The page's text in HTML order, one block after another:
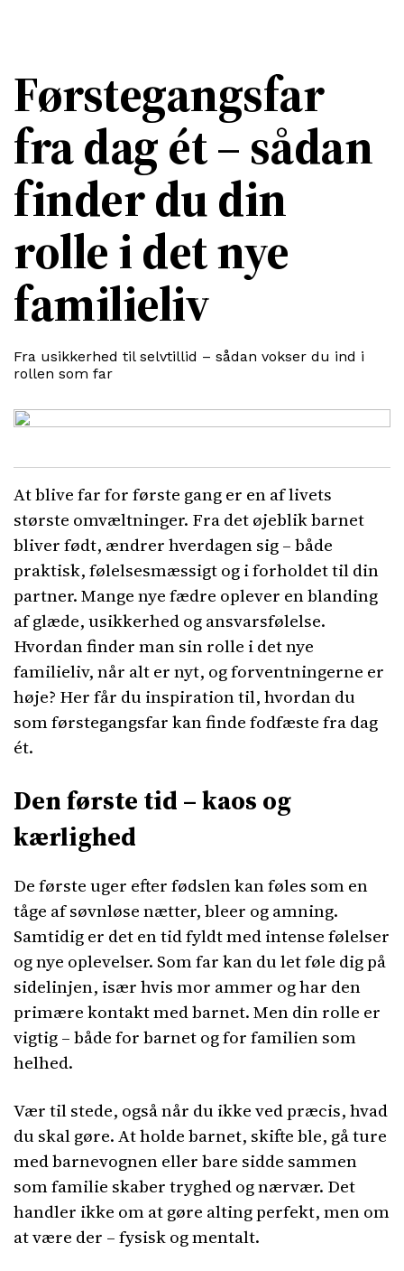
Førstegangsfar
fra dag ét – sådan
finder du din
rolle i det nye
familieliv
Fra usikkerhed til selvtillid – sådan vokser du ind i
rollen som far
At blive far for første gang er en af livets
største omvæltninger. Fra det øjeblik barnet
bliver født, ændrer hverdagen sig – både
praktisk, følelsesmæssigt og i forholdet til din
partner. Mange nye fædre oplever en blanding
af glæde, usikkerhed og ansvarsfølelse.
Hvordan finder man sin rolle i det nye
familieliv, når alt er nyt, og forventningerne er
høje? Her får du inspiration til, hvordan du
som førstegangsfar kan finde fodfæste fra dag
ét.
Den første tid – kaos og
kærlighed
De første uger efter fødslen kan føles som en
tåge af søvnløse nætter, bleer og amning.
Samtidig er det en tid fyldt med intense følelser
og nye oplevelser. Som far kan du let føle dig på
sidelinjen, især hvis mor ammer og har den
primære kontakt med barnet. Men din rolle er
vigtig – både for barnet og for familien som
helhed.
Vær til stede, også når du ikke ved præcis, hvad
du skal gøre. At holde barnet, skifte ble, gå ture
med barnevognen eller bare sidde sammen
som familie skaber tryghed og nærvær. Det
handler ikke om at gøre alting perfekt, men om
at være der – fysisk og mentalt.